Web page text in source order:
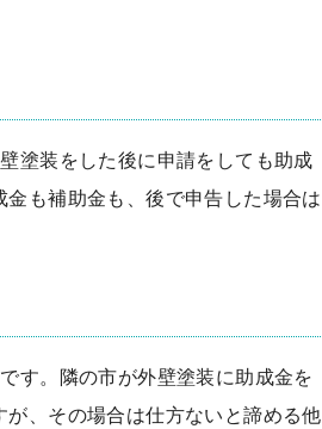
塗装をした後に申請をしても助成
も補助金も、後で申告した場合は
です。隣の市が外壁塗装に助成金を
、その場合は仕方ないと諦める他